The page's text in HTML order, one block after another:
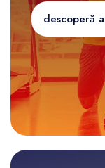
descoperă